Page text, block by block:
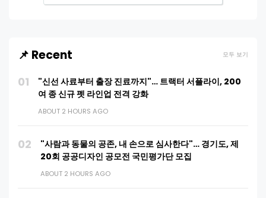
📌 Recent 모두 보기
01
"신선 사료부터 출장 진료까지"… 트랙터 서플라이, 200
여 종 신규 펫 라인업 전격 강화
ABOUT 2 HOURS AGO
02
"사람과 동물의 공존, 내 손으로 심사한다"… 경기도, 제
20회 공공디자인 공모전 국민평가단 모집
ABOUT 2 HOURS AGO